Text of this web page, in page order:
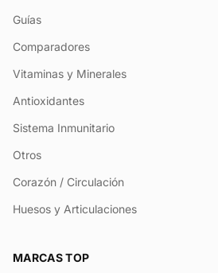
Guías
Comparadores
Vitaminas y Minerales
Antioxidantes
Sistema Inmunitario
Otros
Corazón / Circulación
Huesos y Articulaciones
MARCAS TOP